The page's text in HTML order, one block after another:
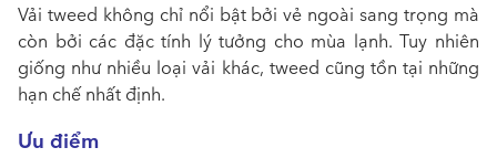
Vải tweed không chỉ nổi bật bởi vẻ ngoài sang trọng mà
còn bởi các đặc tính lý tưởng cho mùa lạnh. Tuy nhiên
giống như nhiều loại vải khác, tweed cũng tồn tại những
hạn chế nhất định.
Ưu điểm